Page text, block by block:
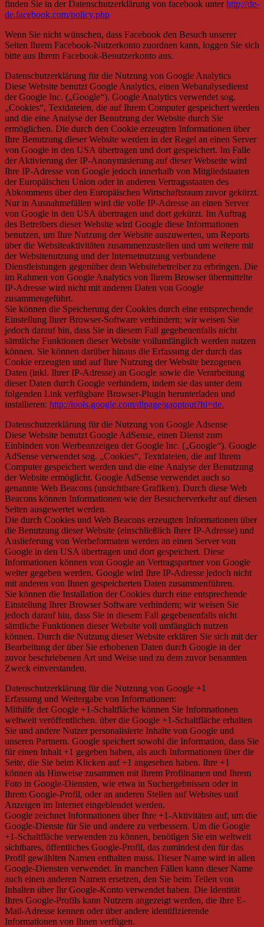
finden Sie in der Datenschutzerklärung von facebook unterhttp://de-
de.facebook.com/policy.php
Wenn Sie nicht wünschen, dass Facebook den Besuch unserer
Seiten Ihrem Facebook-Nutzerkonto zuordnen kann, loggen Sie sich
bitte aus Ihrem Facebook-Benutzerkonto aus.
Datenschutzerklärung für die Nutzung von Google Analytics
Diese Website benutzt Google Analytics, einen Webanalysedienst
der Google Inc. („Google“). Google Analytics verwendet sog.
„Cookies“, Textdateien, die auf Ihrem Computer gespeichert werden
und die eine Analyse der Benutzung der Website durch Sie
ermöglichen. Die durch den Cookie erzeugten Informationen über
Ihre Benutzung dieser Website werden in der Regel an einen Server
von Google in den USA übertragen und dort gespeichert. Im Falle
der Aktivierung der IP-Anonymisierung auf dieser Webseite wird
Ihre IP-Adresse von Google jedoch innerhalb von Mitgliedstaaten
der Europäischen Union oder in anderen Vertragsstaaten des
Abkommens über den Europäischen Wirtschaftsraum zuvor gekürzt.
Nur in Ausnahmefällen wird die volle IP-Adresse an einen Server
von Google in den USA übertragen und dort gekürzt. Im Auftrag
des Betreibers dieser Website wird Google diese Informationen
benutzen, um Ihre Nutzung der Website auszuwerten, um Reports
über die Websiteaktivitäten zusammenzustellen und um weitere mit
der Websitenutzung und der Internetnutzung verbundene
Dienstleistungen gegenüber dem Websitebetreiber zu erbringen. Die
im Rahmen von Google Analytics von Ihrem Browser übermittelte
IP-Adresse wird nicht mit anderen Daten von Google
zusammengeführt.
Sie können die Speicherung der Cookies durch eine entsprechende
Einstellung Ihrer Browser-Software verhindern; wir weisen Sie
jedoch darauf hin, dass Sie in diesem Fall gegebenenfalls nicht
sämtliche Funktionen dieser Website vollumfänglich werden nutzen
können. Sie können darüber hinaus die Erfassung der durch das
Cookie erzeugten und auf Ihre Nutzung der Website bezogenen
Daten (inkl. Ihrer IP-Adresse) an Google sowie die Verarbeitung
dieser Daten durch Google verhindern, indem sie das unter dem
folgenden Link verfügbare Browser-Plugin herunterladen und
installieren: http://tools.google.com/dlpage/gaoptout?hl=de.
Datenschutzerklärung für die Nutzung von Google Adsense
Diese Website benutzt Google AdSense, einen Dienst zum
Einbinden von Werbeanzeigen der Google Inc. („Google“). Google
AdSense verwendet sog. „Cookies“, Textdateien, die auf Ihrem
Computer gespeichert werden und die eine Analyse der Benutzung
der Website ermöglicht. Google AdSense verwendet auch so
genannte Web Beacons (unsichtbare Grafiken). Durch diese Web
Beacons können Informationen wie der Besucherverkehr auf diesen
Seiten ausgewertet werden.
Die durch Cookies und Web Beacons erzeugten Informationen über
die Benutzung dieser Website (einschließlich Ihrer IP-Adresse) und
Auslieferung von Werbeformaten werden an einen Server von
Google in den USA übertragen und dort gespeichert. Diese
Informationen können von Google an Vertragspartner von Google
weiter gegeben werden. Google wird Ihre IP-Adresse jedoch nicht
mit anderen von Ihnen gespeicherten Daten zusammenführen.
Sie können die Installation der Cookies durch eine entsprechende
Einstellung Ihrer Browser Software verhindern; wir weisen Sie
jedoch darauf hin, dass Sie in diesem Fall gegebenenfalls nicht
sämtliche Funktionen dieser Website voll umfänglich nutzen
können. Durch die Nutzung dieser Website erklären Sie sich mit der
Bearbeitung der über Sie erhobenen Daten durch Google in der
zuvor beschriebenen Art und Weise und zu dem zuvor benannten
Zweck einverstanden.
Datenschutzerklärung für die Nutzung von Google +1
Erfassung und Weitergabe von Informationen:
Mithilfe der Google +1-Schaltfläche können Sie Informationen
weltweit veröffentlichen. über die Google +1-Schaltfläche erhalten
Sie und andere Nutzer personalisierte Inhalte von Google und
unseren Partnern. Google speichert sowohl die Information, dass Sie
für einen Inhalt +1 gegeben haben, als auch Informationen über die
Seite, die Sie beim Klicken auf +1 angesehen haben. Ihre +1
können als Hinweise zusammen mit Ihrem Profilnamen und Ihrem
Foto in Google-Diensten, wie etwa in Suchergebnissen oder in
Ihrem Google-Profil, oder an anderen Stellen auf Websites und
Anzeigen im Internet eingeblendet werden.
Google zeichnet Informationen über Ihre +1-Aktivitäten auf, um die
Google-Dienste für Sie und andere zu verbessern. Um die Google
+1-Schaltfläche verwenden zu können, benötigen Sie ein weltweit
sichtbares, öffentliches Google-Profil, das zumindest den für das
Profil gewählten Namen enthalten muss. Dieser Name wird in allen
Google-Diensten verwendet. In manchen Fällen kann dieser Name
auch einen anderen Namen ersetzen, den Sie beim Teilen von
Inhalten über Ihr Google-Konto verwendet haben. Die Identität
Ihres Google-Profils kann Nutzern angezeigt werden, die Ihre E-
Mail-Adresse kennen oder über andere identifizierende
Informationen von Ihnen verfügen.